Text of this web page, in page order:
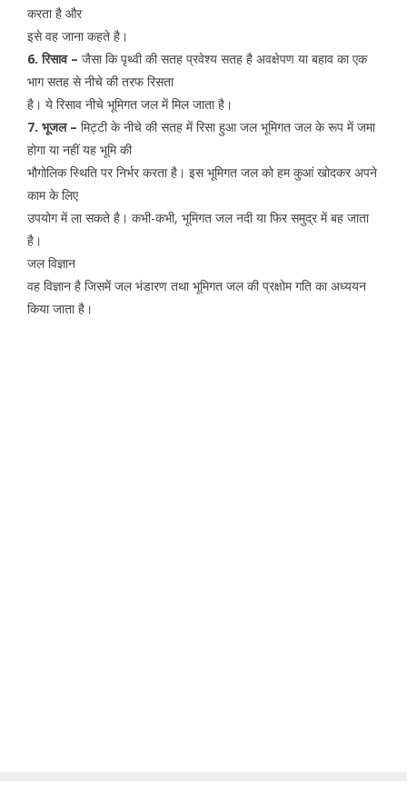
करता है और
इसे वह जाना कहते है।
6. रिसाव – जैसा कि पृथ्वी की सतह प्रवेश्य सतह है अवक्षेपण या बहाव का एक
भाग सतह से नीचे की तरफ रिसता
है। ये रिसाव नीचे भूमिगत जल में मिल जाता है।
7. भूजल – मिट्टी के नीचे की सतह में रिसा हुआ जल भूमिगत जल के रूप में जमा
होगा या नहीं यह भूमि की
भौगोलिक स्थिति पर निर्भर करता है। इस भूमिगत जल को हम कुआं खोदकर अपने
काम के लिए
उपयोग में ला सकते है। कभी-कभी, भूमिगत जल नदी या फिर समुद्र में बह जाता
है।
जल विज्ञान
वह विज्ञान है जिसमें जल भंडारण तथा भूमिगत जल की प्रक्षोम गति का अध्ययन
किया जाता है।